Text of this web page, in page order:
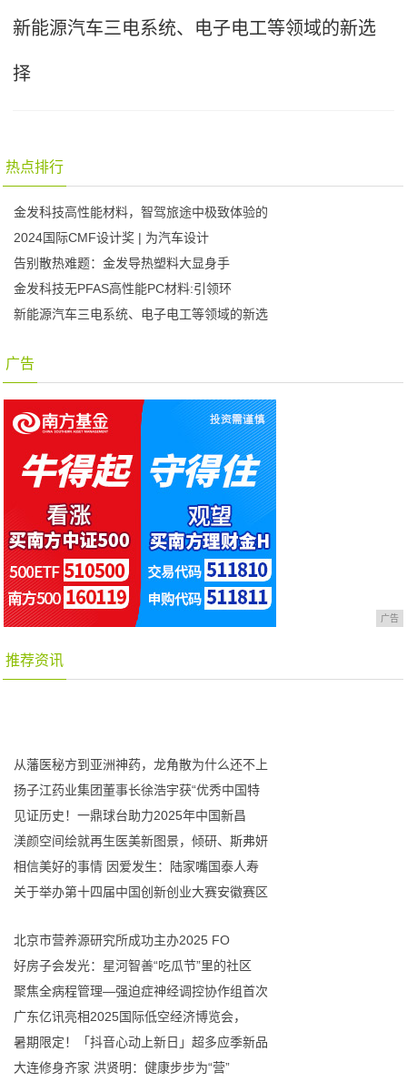
新能源汽车三电系统、电子电工等领域的新选
择
热点排行
金发科技高性能材料，智驾旅途中极致体验的
2024国际CMF设计奖 | 为汽车设计
告别散热难题：金发导热塑料大显身手
金发科技无PFAS高性能PC材料:引领环
新能源汽车三电系统、电子电工等领域的新选
广告
广告
推荐资讯
从藩医秘方到亚洲神药，龙角散为什么还不上
扬子江药业集团董事长徐浩宇获“优秀中国特
见证历史！一鼎球台助力2025年中国新昌
渼颜空间绘就再生医美新图景，倾研、斯弗妍
相信美好的事情 因爱发生：陆家嘴国泰人寿
关于举办第十四届中国创新创业大赛安徽赛区
北京市营养源研究所成功主办2025 FO
好房子会发光：星河智善“吃瓜节”里的社区
聚焦全病程管理—强迫症神经调控协作组首次
广东亿讯亮相2025国际低空经济博览会，
暑期限定！「抖音心动上新日」超多应季新品
大连修身齐家 洪贤明：健康步步为“营”